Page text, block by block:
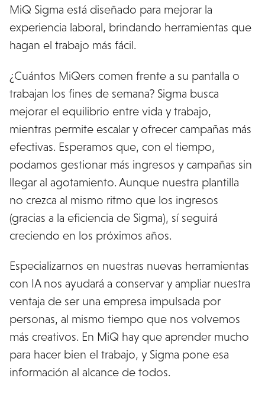
MiQ Sigma está diseñado para mejorar la
experiencia laboral, brindando herramientas que
hagan el trabajo más fácil.
¿Cuántos MiQers comen frente a su pantalla o
trabajan los fines de semana? Sigma busca
mejorar el equilibrio entre vida y trabajo,
mientras permite escalar y ofrecer campañas más
efectivas. Esperamos que, con el tiempo,
podamos gestionar más ingresos y campañas sin
llegar al agotamiento. Aunque nuestra plantilla
no crezca al mismo ritmo que los ingresos
(gracias a la eficiencia de Sigma), sí seguirá
creciendo en los próximos años.
Especializarnos en nuestras nuevas herramientas
con IA nos ayudará a conservar y ampliar nuestra
ventaja de ser una empresa impulsada por
personas, al mismo tiempo que nos volvemos
más creativos. En MiQ hay que aprender mucho
para hacer bien el trabajo, y Sigma pone esa
información al alcance de todos.